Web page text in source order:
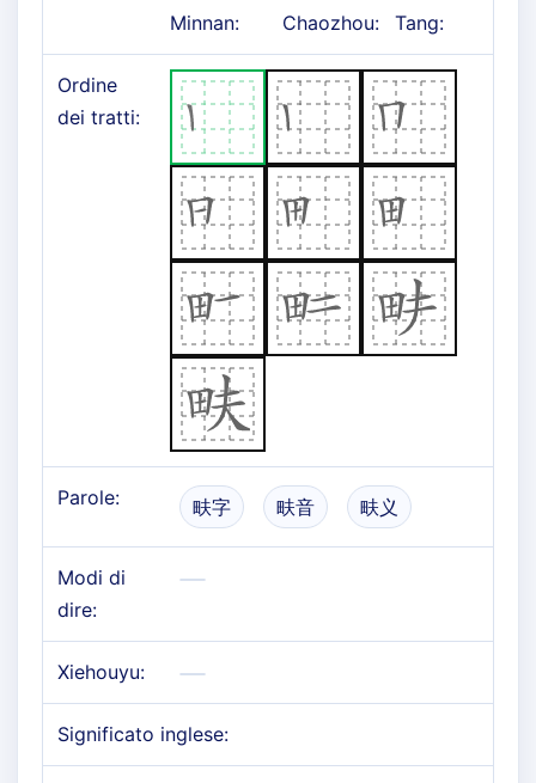
Minnan: Chaozhou: Tang:
Ordine
dei tratti:
Parole: 畉字 畉音 畉义
Modi di
dire:
Xiehouyu:
Significato inglese: